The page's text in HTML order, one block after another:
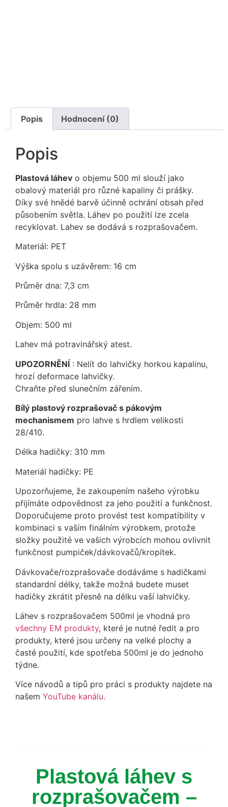
Popis Hodnocení (0)
Popis
Plastová láhev o objemu 500 ml slouží jako
obalový materiál pro různé kapaliny či prášky.
Díky své hnědé barvě účinně ochrání obsah před
působením světla. Láhev po použití lze zcela
recyklovat. Lahev se dodává s rozprašovačem.
Materiál: PET
Výška spolu s uzávěrem: 16 cm
Průměr dna: 7,3 cm
Průměr hrdla: 28 mm
Objem: 500 ml
Lahev má potravinářský atest.
UPOZORNĚNÍ : Nelít do lahvičky horkou kapalinu,
hrozí deformace lahvičky.
Chraňte před slunečním zářením.
Bílý plastový rozprašovač s pákovým
mechanismem pro lahve s hrdlem velikosti
28/410.
Délka hadičky: 310 mm
Materiál hadičky: PE
Upozorňujeme, že zakoupením našeho výrobku
přijímáte odpovědnost za jeho použití a funkčnost.
Doporučujeme proto provést test kompatibility v
kombinaci s vaším finálním výrobkem, protože
složky použité ve vašich výrobcích mohou ovlivnit
funkčnost pumpiček/dávkovačů/kropítek.
Dávkovače/rozprašovače dodáváme s hadičkami
standardní délky, takže možná budete muset
hadičky zkrátit přesně na délku vaší lahvičky.
Láhev s rozprašovačem 500ml je vhodná pro
všechny EM produkty, které je nutné ředit a pro
produkty, které jsou určeny na velké plochy a
časté použití, kde spotřeba 500ml je do jednoho
týdne.
Více návodů a tipů pro práci s produkty najdete na
našem YouTube kanálu.
Plastová láhev s
rozprašovačem –